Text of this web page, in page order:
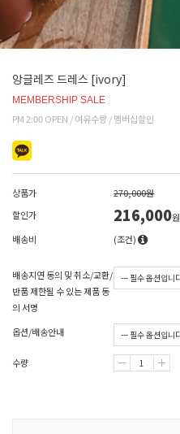
앙글레즈 드레스 [ivory]
MEMBERSHIP SALE
PM 2:00 OPEN / 여유수량 / 멤버십할인
상품가
270,000원
할인가
216,000원
배송비
(조건)
배송지연 동의 및 취소/교환/
반품 제한될 수 있는 제품 동
의 서명
옵션/배송안내
수량